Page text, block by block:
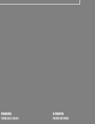
À PROPOS
NOTRE HISTOIRE
PRODUITS
VÉHICULES NEUFS